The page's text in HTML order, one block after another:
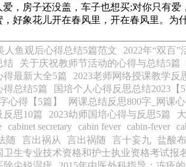
，房子还没盖，车子也想买;对你只有爱
好象花儿开在春风里，开在春风里。为
人鱼观后心得总结5篇范文 2022年“双百
结
关于庆祝教师节活动的心得与总结5篇
得最新大全5篇
2023老师网络授课教学反
得总结5篇
国培个人心得反思总结2023【5
心得【5篇】
网课总结反思800字_网课
反思10篇
2023幼师国培心得与反思5篇
cabinet secretary cabin fever cabin-fever
随 言出祸从 言出祸随 言十妄九 盐酸
卫生专业技术资格和护士执业资格考试报